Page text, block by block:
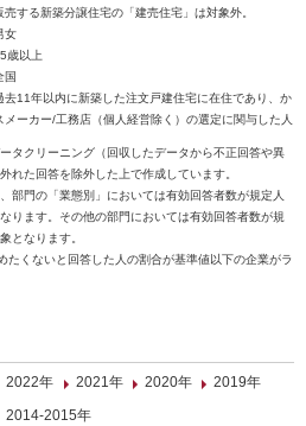
売する新築分譲住宅の「建売住宅」は対象外。
女
歳以上
国
去11年以内に新築した注文戸建住宅に在住であり、か
メーカー/工務店（個人経営除く）の選定に関与した人
タクリーニング（回収したデータから不正回答や異
れた回答を除外した上で作成しています。
部門の「業態別」においては有効回答者数が規定人
ります。その他の部門においては有効回答者数が規
となります。
くないと回答した人の割合が基準値以下の企業がラ
2022年 2021年 2020年
2019年
2014-2015年